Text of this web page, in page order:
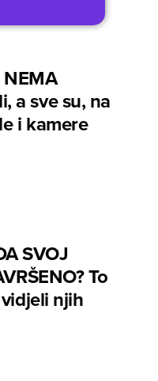
NEMA
a sve su, na
i kamere
SVOJ
To
njih